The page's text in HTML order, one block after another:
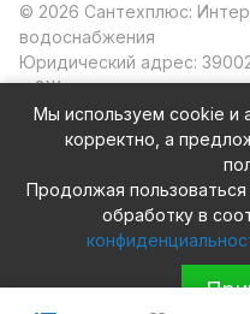
© 2026 Сантехплюс:
водоснабжения
Юридический адрес:
д.8Ж
ИНН/КПП: 6230087631/
ОГРН: 1156230000080
Мы используем cookie и
корректно, а
Продолжая
обработку в
Конфиденциальность